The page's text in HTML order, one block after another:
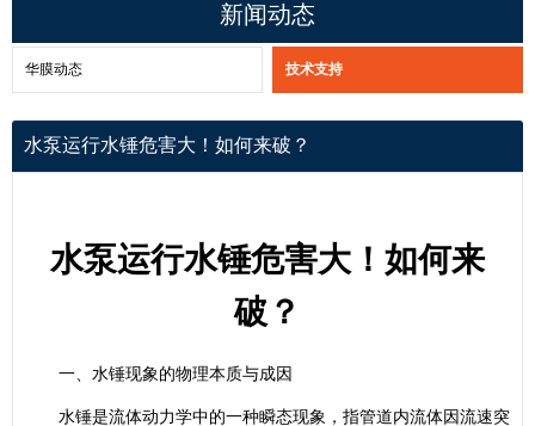
新闻动态
华膜动态 技术支持
水泵运行水锤危害大！如何来破？
水泵运行水锤危害大！如何来
破？
一、水锤现象的物理本质与成因
水锤是流体动力学中的一种瞬态现象，指管道内流体因流速突